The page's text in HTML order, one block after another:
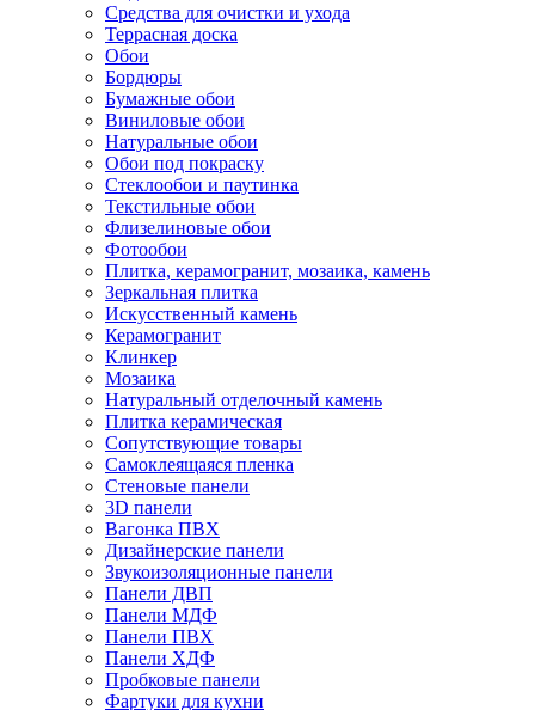
Средства для очистки и ухода
Террасная доска
Обои
Бордюры
Бумажные обои
Виниловые обои
Натуральные обои
Обои под покраску
Стеклообои и паутинка
Текстильные обои
Флизелиновые обои
Фотообои
Плитка, керамогранит, мозаика, камень
Зеркальная плитка
Искусственный камень
Керамогранит
Клинкер
Мозаика
Натуральный отделочный камень
Плитка керамическая
Сопутствующие товары
Самоклеящаяся пленка
Стеновые панели
3D панели
Вагонка ПВХ
Дизайнерские панели
Звукоизоляционные панели
Панели ДВП
Панели МДФ
Панели ПВХ
Панели ХДФ
Пробковые панели
Фартуки для кухни